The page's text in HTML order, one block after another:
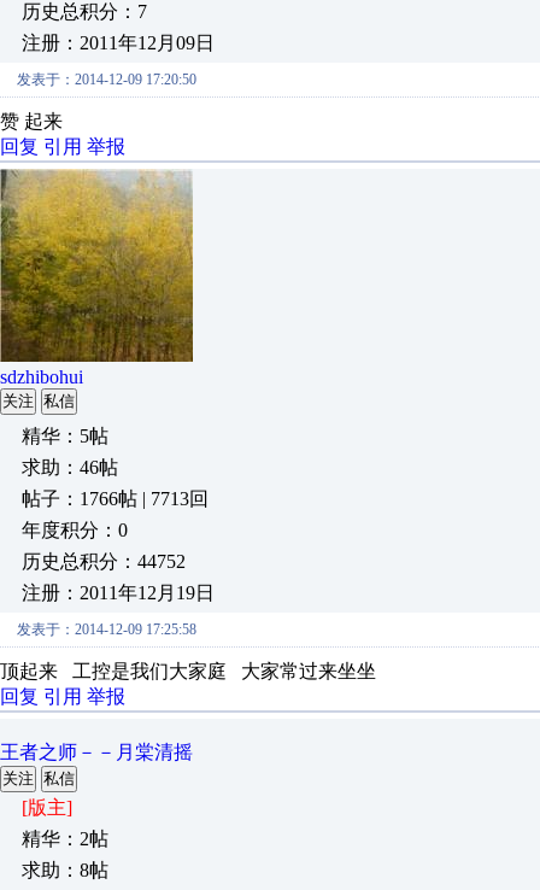
历史总积分：7
注册：2011年12月09日
发表于：2014-12-09 17:20:50
赞 起来
回复 引用 举报
sdzhibohui
关注 私信
精华：5帖
求助：46帖
帖子：1766帖 | 7713回
年度积分：0
历史总积分：44752
注册：2011年12月19日
发表于：2014-12-09 17:25:58
顶起来 工控是我们大家庭 大家常过来坐坐
回复 引用 举报
王者之师－－月棠清摇
关注 私信
[版主]
精华：2帖
求助：8帖